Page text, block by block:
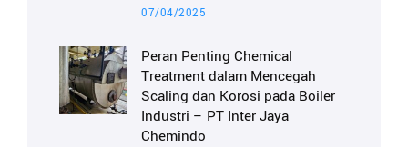
07/04/2025
Peran Penting Chemical
Treatment dalam Mencegah
Scaling dan Korosi pada Boiler
Industri – PT Inter Jaya
Chemindo